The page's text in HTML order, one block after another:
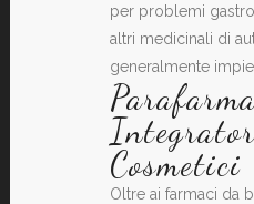
per problemi
altri medicinali di
generalmente
Cosmetici
Oltre ai farmaci da